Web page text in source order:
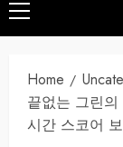
Primary
Menu
Home
끝없는 그린
시간 스코어